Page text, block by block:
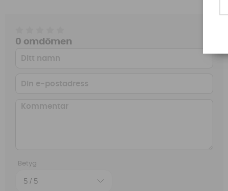
0 omdömen
Betyg